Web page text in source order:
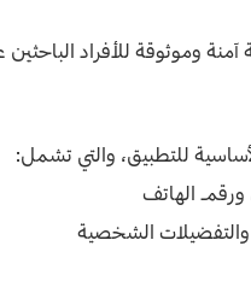
وموثوقة للأفراد
للتطبيق، والتي تشمل:
ورقم الهاتف
الشخصية